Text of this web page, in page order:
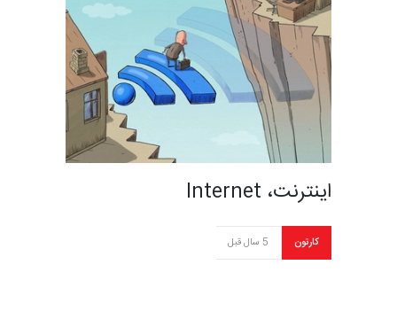
اینترنت، Internet
کارتون 5 سال قبل